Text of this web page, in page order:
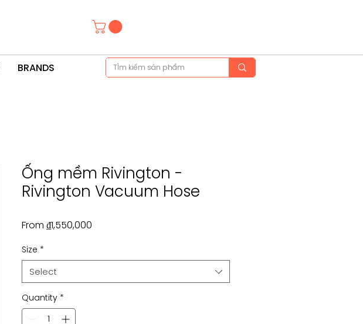
BRANDS
Ống mềm Rivington -
Rivington Vacuum Hose
From ₫1,550,000
Size *
Select
Quantity *